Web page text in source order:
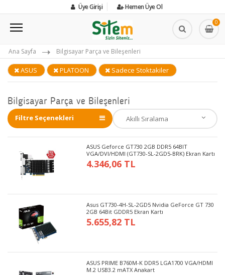
Üye Girişi Hemen Üye Ol
0
Ana Sayfa Bilgisayar Parça ve Bileşenleri
ASUS PLATOON Sadece Stoktakiler
Bilgisayar Parça ve Bileşenleri
Filtre Seçenekleri
ASUS Geforce GT730 2GB DDR5 64BIT
VGA/DVI/HDMI (GT730-SL-2GD5-BRK) Ekran Kartı
4.346,06 TL
Asus GT730-4H-SL-2GD5 Nvidia GeForce GT 730
2GB 64Bit GDDR5 Ekran Kartı
5.655,82 TL
ASUS PRIME B760M-K DDR5 LGA1700 VGA/HDMI
M.2 USB3.2 mATX Anakart